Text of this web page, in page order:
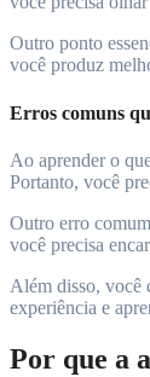
Outro ponto
você produz
Erros comuns
Ao aprender o
Portanto, você
Outro erro
você precisa
Além disso, você
experiência e
Por que a